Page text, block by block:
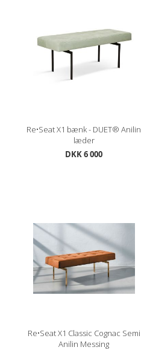
Re•Seat X1 bænk - DUET® Anilin
læder
DKK 6 000
Re•Seat X1 Classic Cognac Semi
Anilin Messing